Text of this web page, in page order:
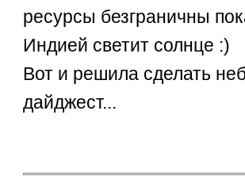
ресурсы безграничны
Индией светит солнце :)
Вот и решила сделать
дайджест...